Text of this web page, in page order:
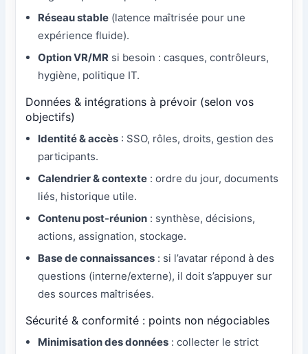
Réseau stable (latence maîtrisée pour une
expérience fluide).
Option VR/MR si besoin : casques, contrôleurs,
hygiène, politique IT.
Données & intégrations à prévoir (selon vos
objectifs)
Identité & accès : SSO, rôles, droits, gestion des
participants.
Calendrier & contexte : ordre du jour, documents
liés, historique utile.
Contenu post-réunion : synthèse, décisions,
actions, assignation, stockage.
Base de connaissances : si l’avatar répond à des
questions (interne/externe), il doit s’appuyer sur
des sources maîtrisées.
Sécurité & conformité : points non négociables
Minimisation des données : collecter le strict